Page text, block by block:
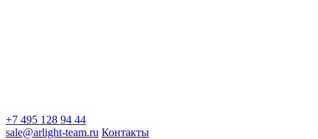
+7 495 128 94 44
sale@arlight-team.ru Контакты